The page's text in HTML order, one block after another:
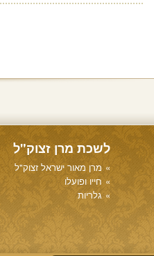
לשכת מרן זצוק"ל
מרן מאור ישראל זצוק"ל
חייו ופועלו
גלריות